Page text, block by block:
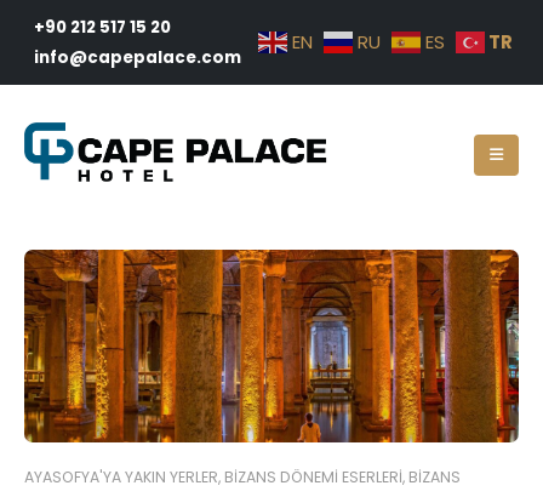
+90 212 517 15 20
info@capepalace.com
EN RU ES TR
AYASOFYA'YA YAKIN YERLER, BIZANS DÖNEMI ESERLERI, BIZANS